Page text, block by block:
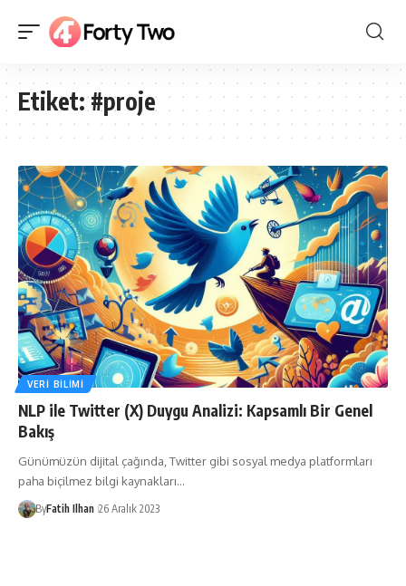
Etiket:#proje
VERI BILIMI
NLP ile Twitter (X) Duygu Analizi: Kapsamlı Bir Genel
Bakış
Günümüzün dijital çağında, Twitter gibi sosyal medya platformları
paha biçilmez bilgi kaynakları…
ByFatih Ilhan 26 Aralık 2023